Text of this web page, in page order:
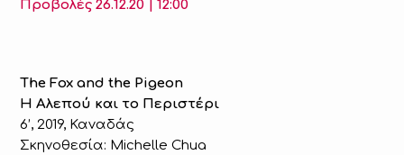
Προβολές 26.12.20 | 12:00
The Fox and the Pigeon
Η Αλεπού και το Περιστέρι
6’, 2019, Καναδάς
Σκηνοθεσία: Michelle Chua